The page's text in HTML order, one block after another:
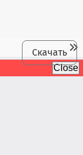
Скачать